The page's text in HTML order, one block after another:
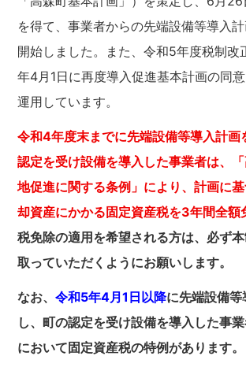
を得て、事業者からの先端設備等導入
開始しました。また、令和5年度税制改
年4月1日に再度導入促進基本計画の同
運用しています。
令和4年度末までに先端設備等導入計画
認定を受け設備を導入した事業者は、
地促進に関する条例」により、計画に
却資産にかかる固定資産税を3年間全額
税免除の適用を希望される方は、必ず
取っていただくようにお願いします。
なお、令和5年4月1日以降に先端設備
し、町の認定を受け設備を導入した事
において固定資産税の特例があります。